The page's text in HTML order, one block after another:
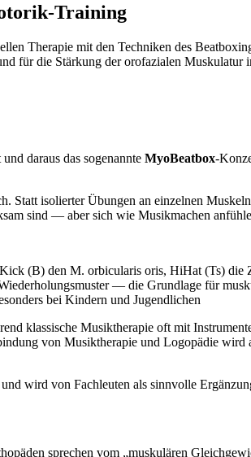
Training
Therapie mit den Techniken des
für die Stärkung der orofazialen Muskulatur
daraus das sogenannte MyoBeatbox-
Statt isolierter Übungen an einzelnen
sind — aber sich wie Musikmachen
(B) den M. orbicularis oris, HiHat (Ts) die
— die Grundlage für
bei Kindern und Jugendlichen
klassische Musiktherapie oft mit
von Musiktherapie und Logopädie
wird von Fachleuten als sinnvolle
sprechen vom „muskulären